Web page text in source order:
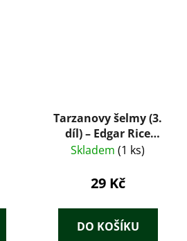
Tarzanovy šelmy (3.
díl) – Edgar Rice
Burroughs
Skladem (1 ks)
29 Kč
DO KOŠÍKU